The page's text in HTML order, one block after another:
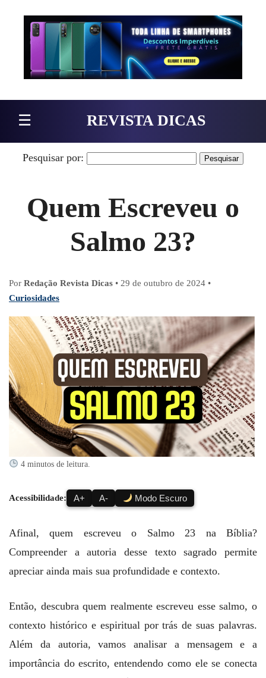
Pular para o conteúdo
☰ REVISTA DICAS
Pesquisar por:
Quem Escreveu o
Salmo 23?
Por Redação Revista Dicas • 29 de outubro de 2024 •
Curiosidades
4 minutos de leitura.
Acessibilidade: A+ A- Modo Escuro
Afinal, quem escreveu o Salmo 23 na Bíblia?
Compreender a autoria desse texto sagrado permite
apreciar ainda mais sua profundidade e contexto.
Então, descubra quem realmente escreveu esse salmo, o
contexto histórico e espiritual por trás de suas palavras.
Além da autoria, vamos analisar a mensagem e a
importância do escrito, entendendo como ele se conecta